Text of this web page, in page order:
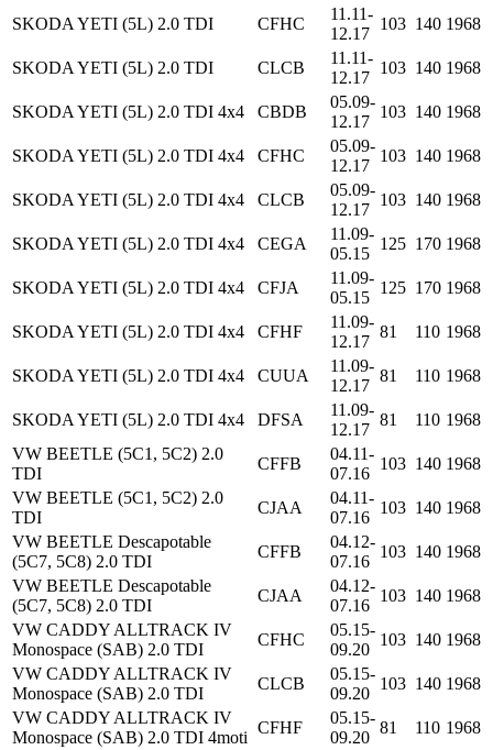
SKODA YETI (5L) 2.0 TDI CFHC
11.11-
12.17
103 140 1968
SKODA YETI (5L) 2.0 TDI CLCB
11.11-
12.17
103 140 1968
SKODA YETI (5L) 2.0 TDI 4x4 CBDB
05.09-
12.17
103 140 1968
SKODA YETI (5L) 2.0 TDI 4x4 CFHC
05.09-
12.17
103 140 1968
SKODA YETI (5L) 2.0 TDI 4x4 CLCB
05.09-
12.17
103 140 1968
SKODA YETI (5L) 2.0 TDI 4x4 CEGA
11.09-
05.15
125 170 1968
SKODA YETI (5L) 2.0 TDI 4x4 CFJA
11.09-
05.15
125 170 1968
SKODA YETI (5L) 2.0 TDI 4x4 CFHF
11.09-
12.17
81 110 1968
SKODA YETI (5L) 2.0 TDI 4x4 CUUA
11.09-
12.17
81 110 1968
SKODA YETI (5L) 2.0 TDI 4x4 DFSA
11.09-
12.17
81 110 1968
VW BEETLE (5C1, 5C2) 2.0
TDI
CFFB
04.11-
07.16
103 140 1968
VW BEETLE (5C1, 5C2) 2.0
TDI
CJAA
04.11-
07.16
103 140 1968
VW BEETLE Descapotable
(5C7, 5C8) 2.0 TDI
CFFB
04.12-
07.16
103 140 1968
VW BEETLE Descapotable
(5C7, 5C8) 2.0 TDI
CJAA
04.12-
07.16
103 140 1968
VW CADDY ALLTRACK IV
Monospace (SAB) 2.0 TDI
CFHC
05.15-
09.20
103 140 1968
VW CADDY ALLTRACK IV
Monospace (SAB) 2.0 TDI
CLCB
05.15-
09.20
103 140 1968
VW CADDY ALLTRACK IV
Monospace (SAB) 2.0 TDI 4moti
CFHF
05.15-
09.20
81 110 1968